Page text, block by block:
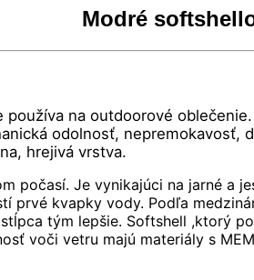
Modré
na outdoorové oblečenie.
odolnosť, nepremokavosť,
hrejivá vrstva.
počasí. Je vynikajúci na jarné a
kvapky vody. Podľa
tým lepšie. Softshell ,ktorý
voči vetru majú materiály s